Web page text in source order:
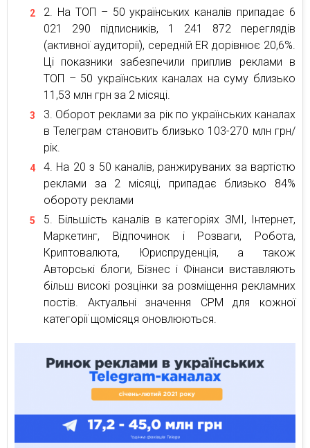
На ТОП – 50 українських каналів припадає 6
021 290 підписників, 1 241 872 переглядів
(активної аудиторії), середній ER дорівнює 20,6%.
Ці показники забезпечили приплив реклами в
ТОП – 50 українських каналах на суму близько
11,53 млн грн за 2 місяці.
Оборот реклами за рік по українських каналах
в Телеграм становить близько 103-270 млн грн/
рік.
На 20 з 50 каналів, ранжируваних за вартістю
реклами за 2 місяці, припадає близько 84%
обороту реклами
Більшість каналів в категоріях ЗМІ, Інтернет,
Маркетинг, Відпочинок і Розваги, Робота,
Криптовалюта, Юриспруденція, а також
Авторські блоги, Бізнес і Фінанси виставляють
більш високі розцінки за розміщення рекламних
постів. Актуальні значення CPM для кожної
категорії щомісяця оновлюються.